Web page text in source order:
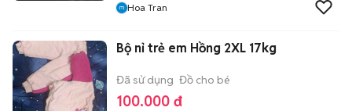
Hoa Tran
Bộ nỉ trẻ em Hồng 2XL 17kg
Đã sử dụng Đồ cho bé
100.000 đ